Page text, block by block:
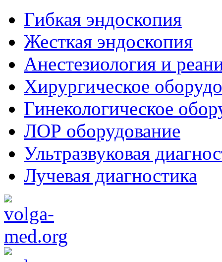
Гибкая эндоскопия
Жесткая эндоскопия
Анестезиология и
Хирургическое
Гинекологическое
ЛОР оборудование
Ультразвуковая
Лучевая диагностика